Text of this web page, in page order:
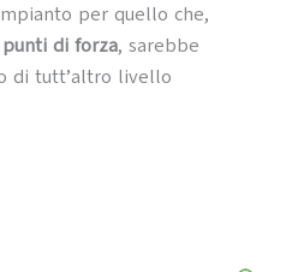
per quello che,
di forza, sarebbe
di tutt’altro livello